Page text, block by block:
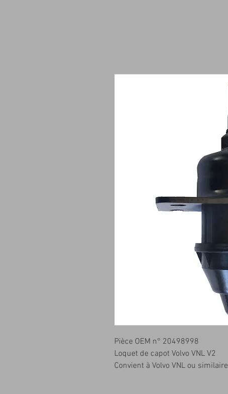
Pièce OEM n° 20498998
Loquet de capot Volvo VNL V2
Convient à Volvo VNL ou similaire